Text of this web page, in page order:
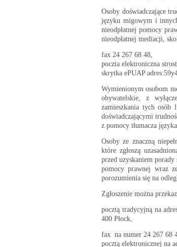
Osoby doświadczające
języku migowym i
nieodpłatnej pomocy
nieodpłatnej mediacji,
fax 24 267 68 48,
poczta elektroniczna
skrytka ePUAP
Wymienionym osobom
obywatelskie, z
zamieszkania tych osób
doświadczającymi
z pomocy tłumacza
Osoby ze znaczną
które zgłoszą
przed uzyskaniem porady
pomocy prawnej wraz
porozumienia się na
Zgłoszenie można
pocztą tradycyjną na
400 Płock,
fax na numer 24 267 68
pocztą elektronicznej na